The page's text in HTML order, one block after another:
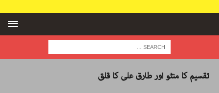
تقسیم کا منٹو اور طارق علی کا قلق